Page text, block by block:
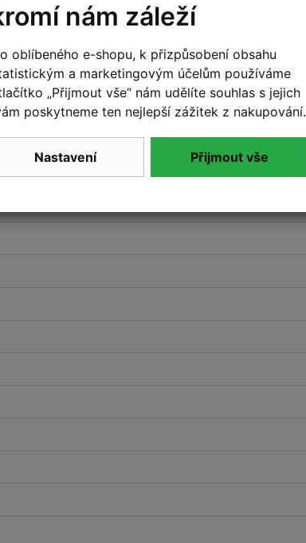
custom tune 184x44mm
nám záleží
oblíbeného e-shopu, k přizpůsobení obsahu
a marketingovým účelům používáme
„Přijmout vše“ nám udělíte souhlas s jejich
poskytneme ten nejlepší zážitek z nakupování.
Nastavení Přijmout vše